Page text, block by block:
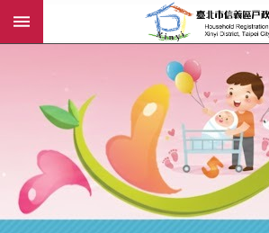
跳到主要內容區塊